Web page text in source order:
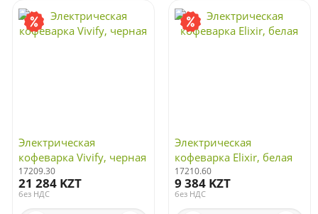
Электрическая
кофеварка Vivify, черная
17209.30
21 284 KZT
без НДС
Электрическая
кофеварка Elixir, белая
17210.60
9 384 KZT
без НДС